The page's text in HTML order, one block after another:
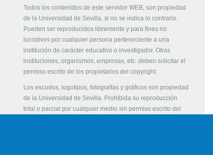
Todos los contenidos de este servidor WEB, son propiedad
de la Universidad de Sevilla, si no se indica lo contrario.
Pueden ser reproducidos libremente y para fines no
lucrativos por cualquier persona perteneciente a una
institución de carácter educativo o investigador. Otras
instituciones, organismos, empresas, etc. deben solicitar el
permiso escrito de los propietarios del copyright.
Los escudos, logotipos, fotografías y gráficos son propiedad
de la Universidad de Sevilla. Prohibida su reproducción
total o parcial por cualquier medio sin permiso escrito del